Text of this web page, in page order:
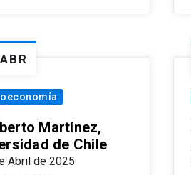
ABR
Martínez,
de Chile
Abril de 2025